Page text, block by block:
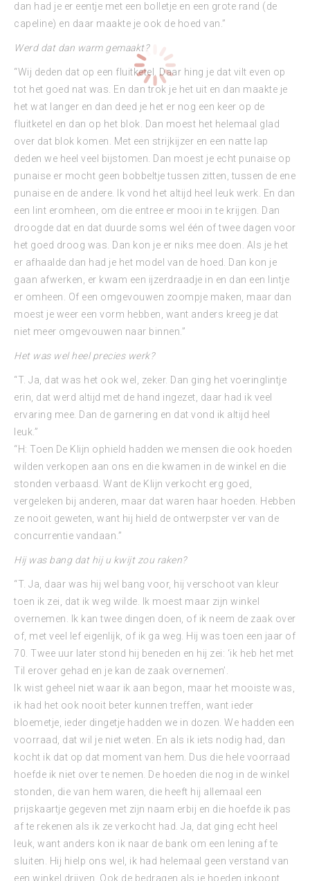
dan had je er eentje met een bolletje en een grote rand (de
capeline) en daar maakte je ook de hoed van.”
Werd dat dan warm gemaakt?
“Wij deden dat op een fluitketel. Daar hing je dat vilt even op
tot het goed nat was. En dan trok je het uit en dan maakte je
het wat langer en dan deed je het er nog een keer op de
fluitketel en dan op het blok. Dan moest het helemaal glad
over dat blok komen. Met een strijkijzer en een natte lap
deden we heel veel bijstomen. Dan moest je echt punaise op
punaise er mocht geen bobbeltje tussen zitten, tussen de ene
punaise en de andere. Ik vond het altijd heel leuk werk. En dan
een lint eromheen, om die entree er mooi in te krijgen. Dan
droogde dat en dat duurde soms wel één of twee dagen voor
het goed droog was. Dan kon je er niks mee doen. Als je het
er afhaalde dan had je het model van de hoed. Dan kon je
gaan afwerken, er kwam een ijzerdraadje in en dan een lintje
er omheen. Of een omgevouwen zoompje maken, maar dan
moest je weer een vorm hebben, want anders kreeg je dat
niet meer omgevouwen naar binnen.”
Het was wel heel precies werk?
“T. Ja, dat was het ook wel, zeker. Dan ging het voeringlintje
erin, dat werd altijd met de hand ingezet, daar had ik veel
ervaring mee. Dan de garnering en dat vond ik altijd heel
leuk.”
“H: Toen De Klijn ophield hadden we mensen die ook hoeden
wilden verkopen aan ons en die kwamen in de winkel en die
stonden verbaasd. Want de Klijn verkocht erg goed,
vergeleken bij anderen, maar dat waren haar hoeden. Hebben
ze nooit geweten, want hij hield de ontwerpster ver van de
concurrentie vandaan.”
Hij was bang dat hij u kwijt zou raken?
“T. Ja, daar was hij wel bang voor, hij verschoot van kleur
toen ik zei, dat ik weg wilde. Ik moest maar zijn winkel
overnemen. Ik kan twee dingen doen, of ik neem de zaak over
of, met veel lef eigenlijk, of ik ga weg. Hij was toen een jaar of
70. Twee uur later stond hij beneden en hij zei: ‘ik heb het met
Til erover gehad en je kan de zaak overnemen’.
Ik wist geheel niet waar ik aan begon, maar het mooiste was,
ik had het ook nooit beter kunnen treffen, want ieder
bloemetje, ieder dingetje hadden we in dozen. We hadden een
voorraad, dat wil je niet weten. En als ik iets nodig had, dan
kocht ik dat op dat moment van hem. Dus die hele voorraad
hoefde ik niet over te nemen. De hoeden die nog in de winkel
stonden, die van hem waren, die heeft hij allemaal een
prijskaartje gegeven met zijn naam erbij en die hoefde ik pas
af te rekenen als ik ze verkocht had. Ja, dat ging echt heel
leuk, want anders kon ik naar de bank om een lening af te
sluiten. Hij hielp ons wel, ik had helemaal geen verstand van
een winkel drijven. Ook de bedragen als je hoeden inkoopt,